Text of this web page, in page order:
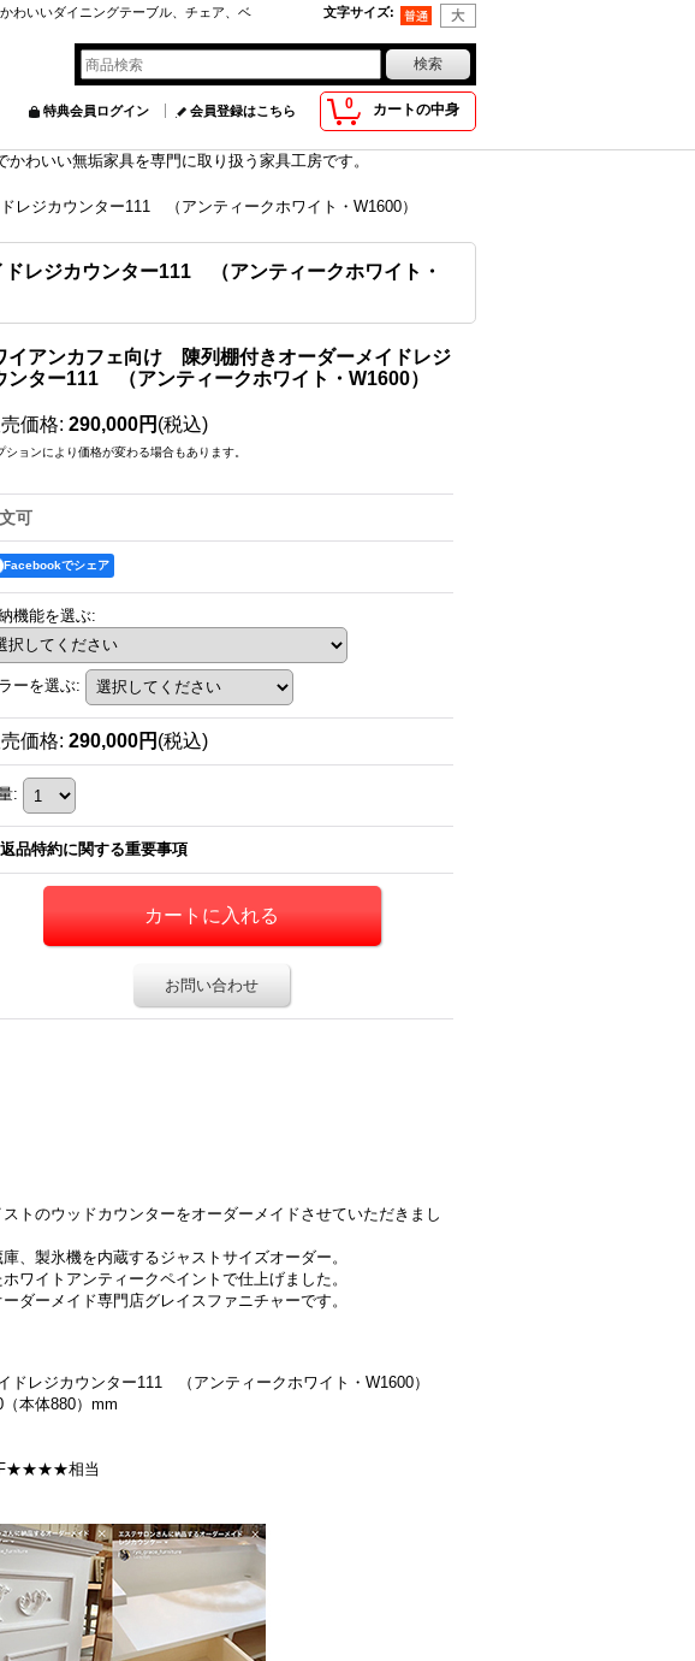
わいいダイニングテーブル、チェア、ベ
文字サイズ:
0 カートの中身
特典会員ログイン 会員登録はこちら
わいい無垢家具を専門に取り扱う家具工房です。
ジカウンター111 （アンティークホワイト・W1600）
レジカウンター111 （アンティークホワイト・
イアンカフェ向け 陳列棚付きオーダーメイドレジ
ンター111 （アンティークホワイト・W1600）
価格: 290,000円 (税込)
ションにより価格が変わる場合もあります。
可
Facebookでシェア
機能を選ぶ:
ーを選ぶ:
価格: 290,000円 (税込)
:
返品特約に関する重要事項
お問い合わせ
トのウッドカウンターをオーダーメイドさせていただきまし
、製氷機を内蔵するジャストサイズオーダー。
ワイトアンティークペイントで仕上げました。
ダーメイド専門店グレイスファニチャーです。
レジカウンター111 （アンティークホワイト・W1600）
本体880）mm
F★★★★相当